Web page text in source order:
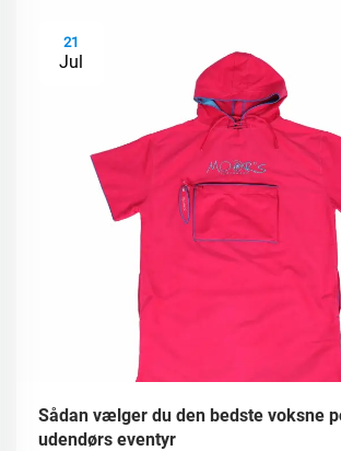
21
Jul
Sådan vælger du den bedste voksne
udendørs eventyr